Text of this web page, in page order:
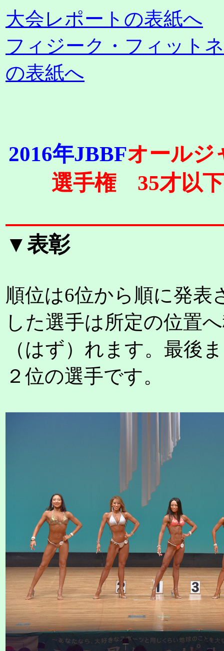
大会レポートの表紙へ
フィジーク・フィット
の表紙へ
2016年JBBFオールジ
選手権 35才以下
▼表彰
順位は6位から順に発表
した選手は所定の位置
（はず）れます。最後
２位の選手です。